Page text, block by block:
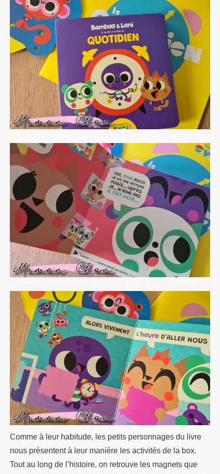
Comme à leur habitude, les petits personnages du livre
nous présentent à leur manière les activités de la box.
Tout au long de l’histoire, on retrouve les magnets que